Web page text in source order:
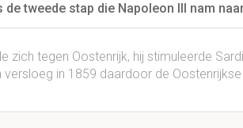
de tweede stap die Napoleon III nam
zich tegen Oostenrijk, hij stimuleerde
versloeg in 1859 daardoor de